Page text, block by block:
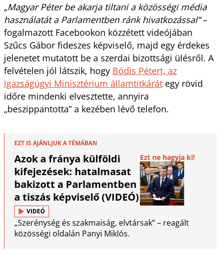
„Magyar Péter be akarja tiltani a közösségi média
használatát a Parlamentben ránk hivatkozással”–
fogalmazott Facebookon közzétett videójában
Szűcs Gábor fideszes képviselő, majd egy érdekes
jelenetet mutatott be a szerdai bizottsági ülésről. A
felvételen jól látszik, hogy Bódis Pétert, az
Igazságügyi Minisztérium államtitkárátegy rövid
időre mindenki elvesztette, annyira
„beszippantotta” a kezében lévő telefon.
EZT IS AJÁNLJUK A TÉMÁBAN
Azok a fránya külföldi
kifejezések: hatalmasat
bakizott a Parlamentben
a tiszás képviselő (VIDEÓ)
Ezt ne hagyja ki!
VIDEÓ
„Szerénység és szakmaiság, elvtársak” – reagált
közösségi oldalán Panyi Miklós.